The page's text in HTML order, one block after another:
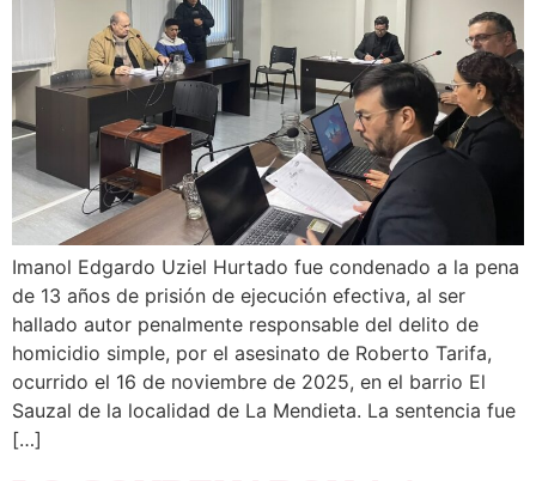
Imanol Edgardo Uziel Hurtado fue condenado a la pena
de 13 años de prisión de ejecución efectiva, al ser
hallado autor penalmente responsable del delito de
homicidio simple, por el asesinato de Roberto Tarifa,
ocurrido el 16 de noviembre de 2025, en el barrio El
Sauzal de la localidad de La Mendieta. La sentencia fue
[…]